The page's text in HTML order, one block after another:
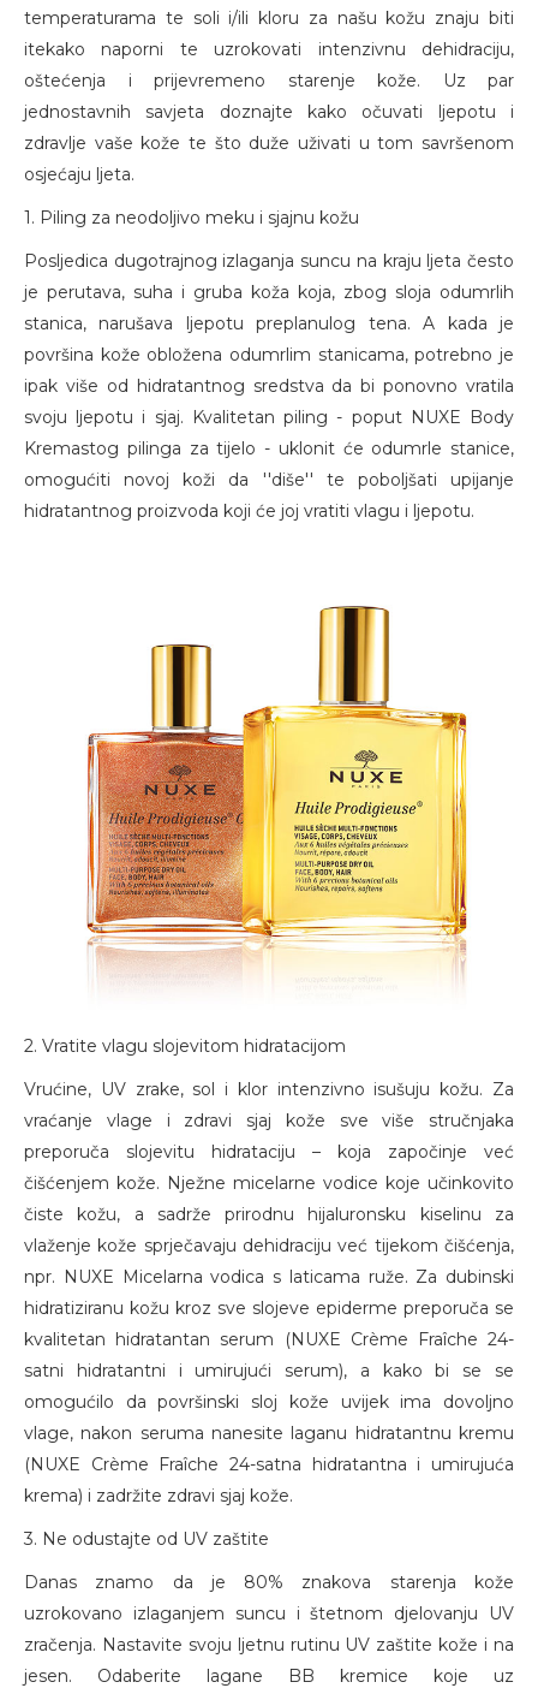
temperaturama te soli i/ili kloru za našu kožu znaju biti
itekako naporni te uzrokovati intenzivnu dehidraciju,
oštećenja i prijevremeno starenje kože. Uz par
jednostavnih savjeta doznajte kako očuvati ljepotu i
zdravlje vaše kože te što duže uživati u tom savršenom
osjećaju ljeta.
1. Piling za neodoljivo meku i sjajnu kožu
Posljedica dugotrajnog izlaganja suncu na kraju ljeta često
je perutava, suha i gruba koža koja, zbog sloja odumrlih
stanica, narušava ljepotu preplanulog tena. A kada je
površina kože obložena odumrlim stanicama, potrebno je
ipak više od hidratantnog sredstva da bi ponovno vratila
svoju ljepotu i sjaj. Kvalitetan piling - poput NUXE Body
Kremastog pilinga za tijelo - uklonit će odumrle stanice,
omogućiti novoj koži da ''diše'' te poboljšati upijanje
hidratantnog proizvoda koji će joj vratiti vlagu i ljepotu.
2. Vratite vlagu slojevitom hidratacijom
Vrućine, UV zrake, sol i klor intenzivno isušuju kožu. Za
vraćanje vlage i zdravi sjaj kože sve više stručnjaka
preporuča slojevitu hidrataciju – koja započinje već
čišćenjem kože. Nježne micelarne vodice koje učinkovito
čiste kožu, a sadrže prirodnu hijaluronsku kiselinu za
vlaženje kože sprječavaju dehidraciju već tijekom čišćenja,
npr. NUXE Micelarna vodica s laticama ruže. Za dubinski
hidratiziranu kožu kroz sve slojeve epiderme preporuča se
kvalitetan hidratantan serum (NUXE Crème Fraîche 24-
satni hidratantni i umirujući serum), a kako bi se se
omogućilo da površinski sloj kože uvijek ima dovoljno
vlage, nakon seruma nanesite laganu hidratantnu kremu
(NUXE Crème Fraîche 24-satna hidratantna i umirujuća
krema) i zadržite zdravi sjaj kože.
3. Ne odustajte od UV zaštite
Danas znamo da je 80% znakova starenja kože
uzrokovano izlaganjem suncu i štetnom djelovanju UV
zračenja. Nastavite svoju ljetnu rutinu UV zaštite kože i na
jesen. Odaberite lagane BB kremice koje uz